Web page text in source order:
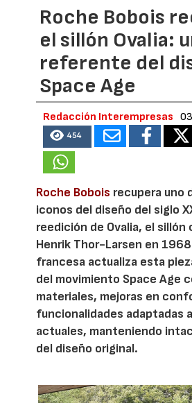
Roche Bobois
el sillón Ovalia:
referente del
Space Age
Redacción Interempresas
454
Roche Bobois recupera uno
iconos del diseño del siglo
reedición de Ovalia, el sillón
Henrik Thor-Larsen en
francesa actualiza esta
del movimiento Space Age
materiales, mejoras en
funcionalidades adaptadas
actuales, manteniendo
del diseño original.